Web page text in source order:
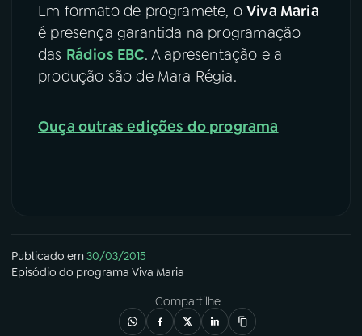
Em formato de programete, oViva Maria
é presença garantida na programação
das Rádios EBC. A apresentação e a
produção são de Mara Régia.
Ouça outras edições do programa
Publicado em30/03/2015
Episódio do programa Viva Maria
Compartilhe